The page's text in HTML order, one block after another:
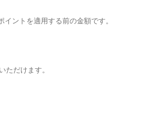
ントを適用する前の金額です。
ただけます。